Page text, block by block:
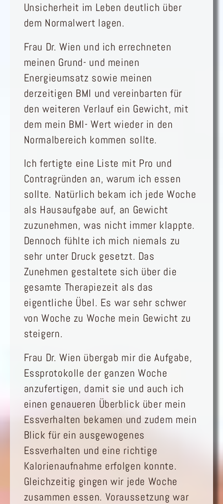
Unsicherheit im Leben deutlich über
dem Normalwert lagen.
Frau Dr. Wien und ich errechneten
meinen Grund- und meinen
Energieumsatz sowie meinen
derzeitigen BMI und vereinbarten für
den weiteren Verlauf ein Gewicht, mit
dem mein BMI- Wert wieder in den
Normalbereich kommen sollte.
Ich fertigte eine Liste mit Pro und
Contragründen an, warum ich essen
sollte. Natürlich bekam ich jede Woche
als Hausaufgabe auf, an Gewicht
zuzunehmen, was nicht immer klappte.
Dennoch fühlte ich mich niemals zu
sehr unter Druck gesetzt. Das
Zunehmen gestaltete sich über die
gesamte Therapiezeit als das
eigentliche Übel. Es war sehr schwer
von Woche zu Woche mein Gewicht zu
steigern.
Frau Dr. Wien übergab mir die Aufgabe,
Essprotokolle der ganzen Woche
anzufertigen, damit sie und auch ich
einen genaueren Überblick über mein
Essverhalten bekamen und zudem mein
Blick für ein ausgewogenes
Essverhalten und eine richtige
Kalorienaufnahme erfolgen konnte.
Gleichzeitig gingen wir jede Woche
zusammen essen. Voraussetzung war